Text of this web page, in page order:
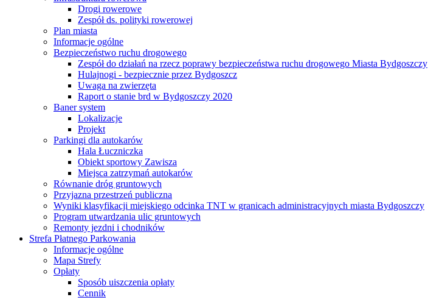
Drogi rowerowe
Zespół ds. polityki rowerowej
Plan miasta
Informacje ogólne
Bezpieczeństwo ruchu drogowego
Zespół do działań na rzecz poprawy bezpieczeństwa ruchu drogowego Miasta Bydgoszczy
Hulajnogi - bezpiecznie przez Bydgoszcz
Uwaga na zwierzęta
Raport o stanie brd w Bydgoszczy 2020
Baner system
Lokalizacje
Projekt
Parkingi dla autokarów
Hala Łuczniczka
Obiekt sportowy Zawisza
Miejsca zatrzymań autokarów
Równanie dróg gruntowych
Przyjazna przestrzeń publiczna
Wyniki klasyfikacji miejskiego odcinka TNT w granicach administracyjnych miasta Bydgoszczy
Program utwardzania ulic gruntowych
Remonty jezdni i chodników
Strefa Płatnego Parkowania
Informacje ogólne
Mapa Strefy
Opłaty
Sposób uiszczenia opłaty
Cennik